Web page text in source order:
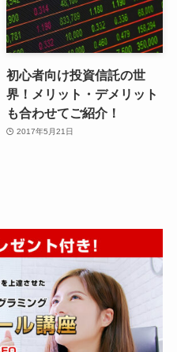
初心者向け投資信託の世
界！メリット・デメリット
も合わせてご紹介！
2017年5月21日